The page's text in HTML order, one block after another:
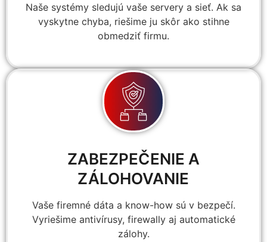
Naše systémy sledujú vaše servery a sieť. Ak sa
vyskytne chyba, riešime ju skôr ako stihne
obmedziť firmu.
ZABEZPEČENIE A
ZÁLOHOVANIE
Vaše firemné dáta a know-how sú v bezpečí.
Vyriešime antivírusy, firewally aj automatické
zálohy.